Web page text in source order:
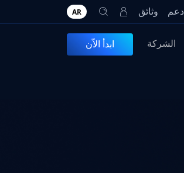
دعم وثائق AR
الشركة ابدأ الاّن